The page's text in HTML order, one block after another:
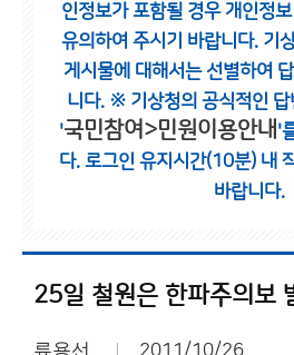
인정보가 포함될 경우 개인정
유의하여 주시기 바랍니다. 기
게시물에 대해서는 선별하여
니다. ※ 기상청의 공식적인 답
'국민참여>민원이용안내 '
다. 로그인 유지시간(10분) 내
바랍니다.
류용선 2011/10/26